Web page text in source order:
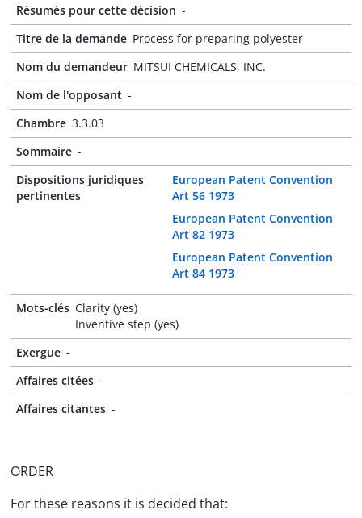
Résumés pour cette décision -
Titre de la demande Process for preparing polyester
Nom du demandeur MITSUI CHEMICALS, INC.
Nom de l'opposant -
Chambre 3.3.03
Sommaire -
Dispositions juridiques
pertinentes
European Patent Convention
Art 56 1973
European Patent Convention
Art 82 1973
European Patent Convention
Art 84 1973
Mots-clés Clarity (yes)
Inventive step (yes)
Exergue -
Affaires citées -
Affaires citantes -
ORDER
For these reasons it is decided that: